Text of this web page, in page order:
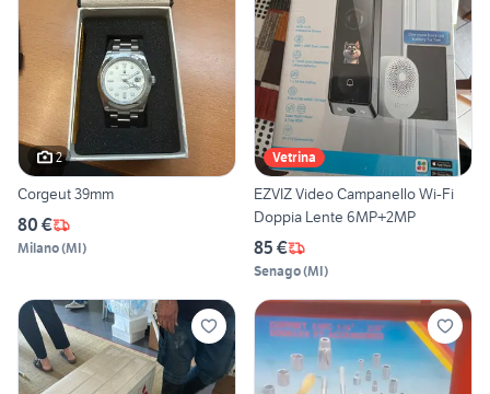
2
Corgeut 39mm
80 €
Milano(MI)
Vetrina
EZVIZ Video Campanello Wi-Fi
Doppia Lente 6MP+2MP
85 €
Senago(MI)